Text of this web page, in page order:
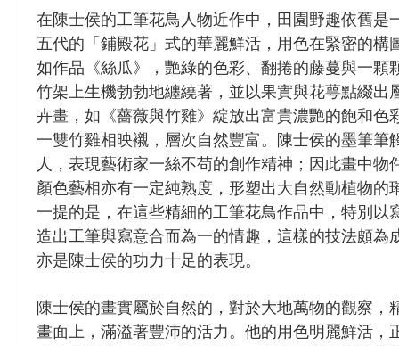
在陳士侯的工筆花鳥人物近作中，田園野趣依舊是
五代的「鋪殿花」式的華麗鮮活，用色在緊密的構
如作品《絲瓜》，艷綠的色彩、翻捲的藤蔓與一顆
竹架上生機勃勃地纏繞著，並以果實與花萼點綴出
卉畫，如《薔薇與竹雞》綻放出富貴濃艷的飽和色
一雙竹雞相映襯，層次自然豐富。陳士侯的墨筆筆
人，表現藝術家一絲不苟的創作精神；因此畫中物
顏色藝相亦有一定純熟度，形塑出大自然動植物的
一提的是，在這些精細的工筆花鳥作品中，特別以
造出工筆與寫意合而為一的情趣，這樣的技法頗為
亦是陳士侯的功力十足的表現。
陳士侯的畫實屬於自然的，對於大地萬物的觀察，
畫面上，滿溢著豐沛的活力。他的用色明麗鮮活，